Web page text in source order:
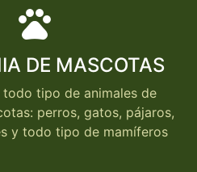
pets
DE MASCOTAS
todo tipo de animales de
perros, gatos, pájaros,
y todo tipo de mamíferos